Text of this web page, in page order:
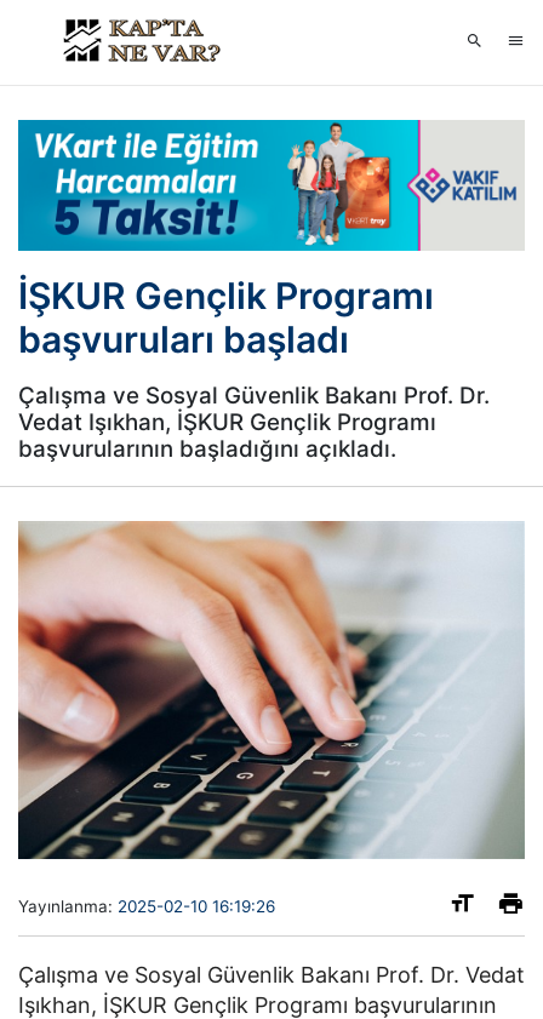
İŞKUR Gençlik Programı
başvuruları başladı
Çalışma ve Sosyal Güvenlik Bakanı Prof. Dr.
Vedat Işıkhan, İŞKUR Gençlik Programı
başvurularının başladığını açıkladı.
Yayınlanma: 2025-02-10 16:19:26
Çalışma ve Sosyal Güvenlik Bakanı Prof. Dr. Vedat
Işıkhan, İŞKUR Gençlik Programı başvurularının